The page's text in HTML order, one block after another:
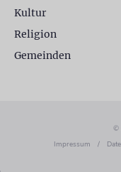
Kultur
Religion
Gemeinden
©
Impressum
/